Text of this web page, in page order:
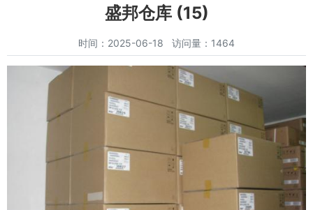
盛邦仓库 (15)
时间：2025-06-18 访问量：1464